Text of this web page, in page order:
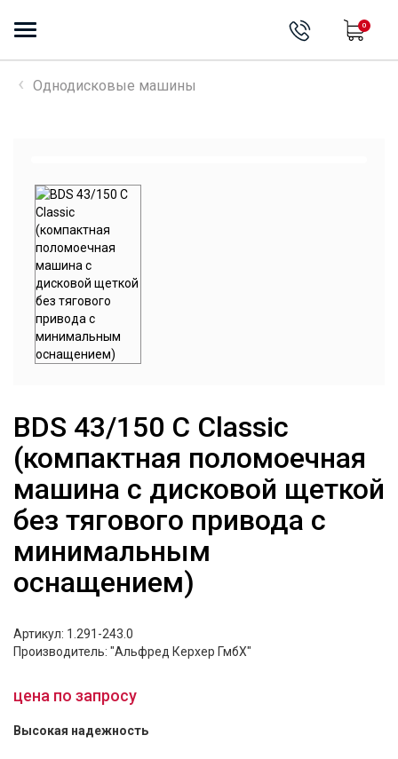
0
Однодисковые машины
BDS 43/150 C Classic
(компактная поломоечная
машина с дисковой щеткой
без тягового привода с
минимальным
оснащением)
Артикул: 1.291-243.0
Производитель: "Альфред Керхер ГмбХ"
цена по запросу
Высокая надежность